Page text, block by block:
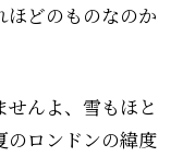
ほどのものなのか
んよ、雪もほと
のロンドンの緯度